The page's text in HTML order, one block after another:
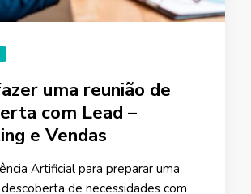
uma reunião de
com Lead –
e Vendas
Artificial para preparar uma
de necessidades com